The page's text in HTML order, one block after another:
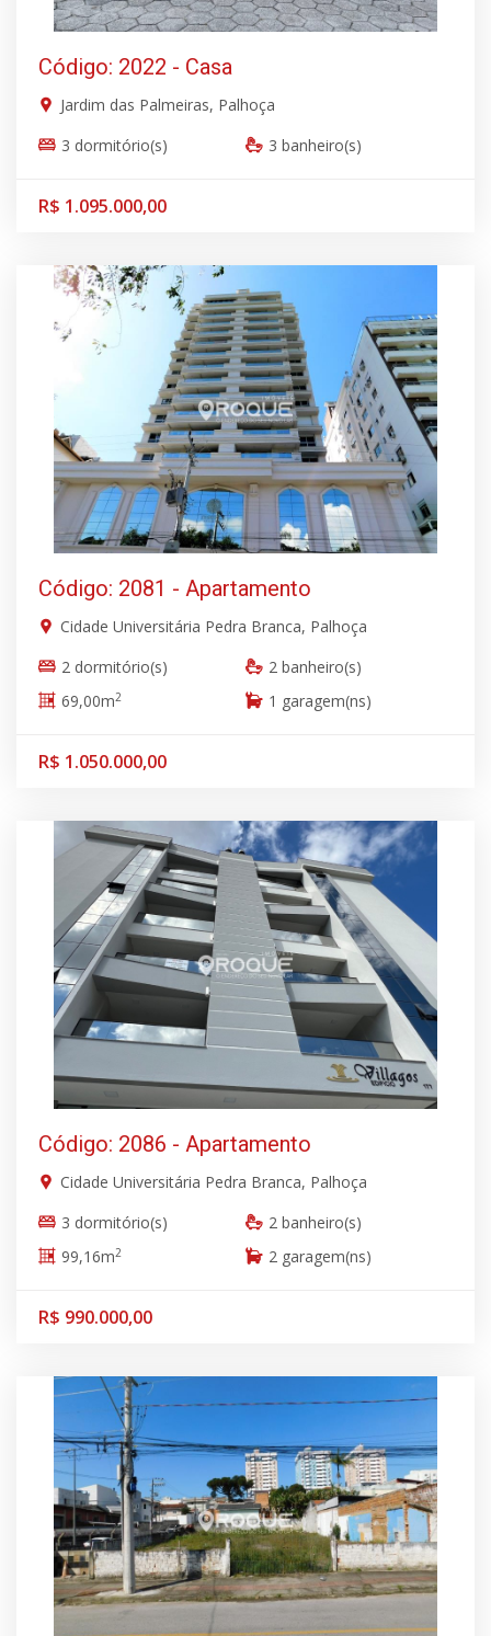
Código: 2022 - Casa
Jardim das Palmeiras, Palhoça
3 dormitório(s)
3 banheiro(s)
R$ 1.095.000,00
Código: 2081 - Apartamento
Cidade Universitária Pedra Branca, Palhoça
2 dormitório(s)
2 banheiro(s)
69,00m2 1 garagem(ns)
R$ 1.050.000,00
Código: 2086 - Apartamento
Cidade Universitária Pedra Branca, Palhoça
3 dormitório(s)
2 banheiro(s)
99,16m2 2 garagem(ns)
R$ 990.000,00